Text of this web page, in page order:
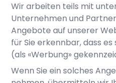
Wir arbeiten teils mit
Unternehmen und
Angebote auf unserer
für Sie erkennbar, dass
(als «Werbung»
Wenn Sie ein solches